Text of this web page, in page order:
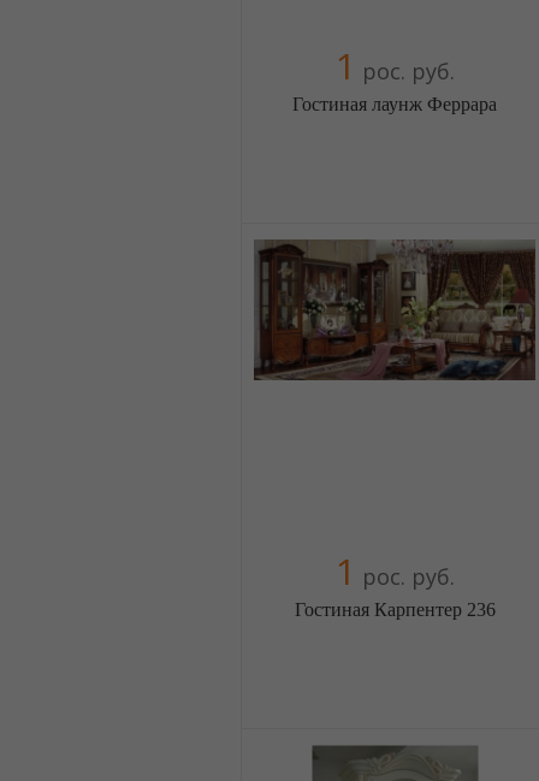
1 рос. руб.
Гостиная лаунж Феррара
5 отзыв(а), 100% положительных
Компания верифицирована
+38(044) 2298919
+38(067) 4454541
1 рос. руб.
Гостиная Карпентер 236
5 отзыв(а), 100% положительных